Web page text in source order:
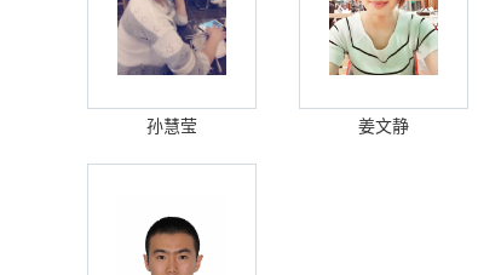
孙慧莹 姜文静